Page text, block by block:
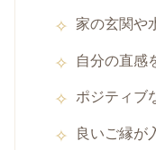
家の玄関や
自分の直感
ポジティブ
良いご縁が